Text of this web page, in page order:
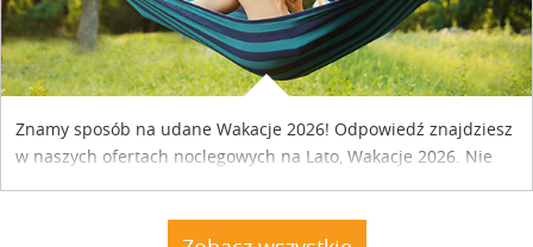
Znamy sposób na udane Wakacje 2026! Odpowiedź znajdziesz
w naszych ofertach noclegowych na Lato, Wakacje 2026. Nie